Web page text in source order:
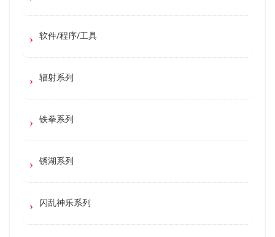
软件/程序/工具
辐射系列
铁拳系列
锈湖系列
闪乱神乐系列